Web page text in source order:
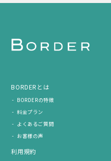
BORDERとは
BORDERの特徴
料金プラン
よくあるご質問
お客様の声
利用規約